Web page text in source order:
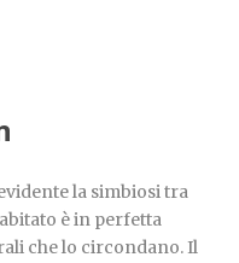
la simbiosi tra
è in perfetta
che lo circondano. Il